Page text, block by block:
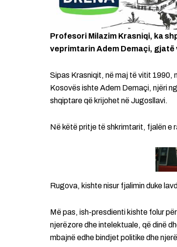
Profesori Milazim Krasniqi, ka
veprimtarin Adem Demaçi,
Sipas Krasniqit, në maj të vitit
Kosovës ishte Adem Demaçi, njëri
shqiptare që krijohet në Jugosllavi.
Në këtë pritje të shkrimtarit, fjalën e
Rugova, kishte nisur fjalimin duke
Më pas, ish-presdienti kishte folur
njerëzore dhe intelektuale, që dinë
mbajnë edhe bindjet politike dhe